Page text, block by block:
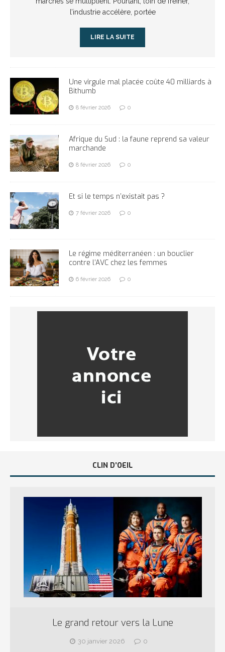
l’industrie accélère, portée
LIRE LA SUITE
Une virgule mal placée coûte 40 milliards à
Bithumb
8 février 2026 0
Afrique du Sud : la faune reprend sa valeur
marchande
8 février 2026 0
Et si le temps n’existait pas ?
7 février 2026 0
Le régime méditerranéen : un bouclier
contre l’AVC chez les femmes
6 février 2026 0
CLIN D’OEIL
Le grand retour vers la Lune
30 janvier 2026
0